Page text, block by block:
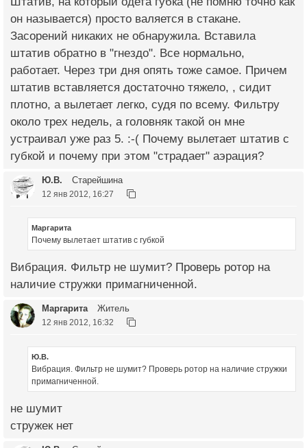
он называется) просто валяется в стакане.
Засорений никаких не обнаружила. Вставила
штатив обратно в "гнездо". Все нормально,
работает. Через три дня опять тоже самое. Причем
штатив вставляется достаточно тяжело, , сидит
плотно, а вылетает легко, судя по всему. Фильтру
около трех недель, а головняк такой он мне
устраивал уже раз 5. :-( Почему вылетает штатив с
губкой и почему при этом "страдает" аэрация?
Ю.В. Старейшина
12 янв 2012, 16:27
Маргарита
Почему вылетает штатив с губкой
Вибрация. Фильтр не шумит? Проверь ротор на
наличие стружки примагниченной.
Маргарита Житель
12 янв 2012, 16:32
Ю.В.
Вибрация. Фильтр не шумит? Проверь ротор на наличие стружки
примагниченной.
не шумит
стружек нет